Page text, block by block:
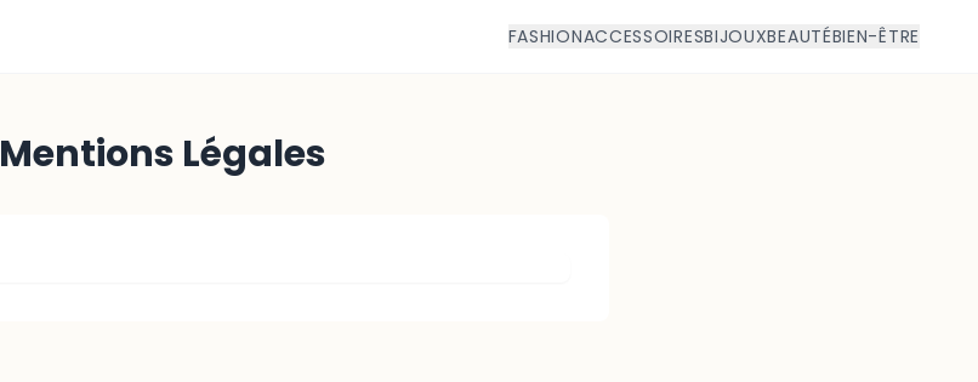
FASHIONACCESSOIRESBIJOUXBEAUTÉBIEN-ÊTRE
Mentions Légales